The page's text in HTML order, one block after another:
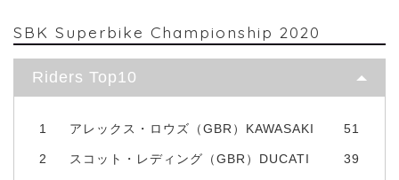
SBK Superbike Championship 2020
Riders Top10
1 アレックス・ロウズ（GBR）KAWASAKI 51
2 スコット・レディング（GBR）DUCATI 39